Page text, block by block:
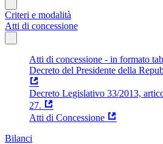
Criteri e modalità
Atti di concessione
Atti di concessione - in formato
Decreto del Presidente della
Decreto Legislativo 33/2013,
27.
Atti di Concessione
Bilanci